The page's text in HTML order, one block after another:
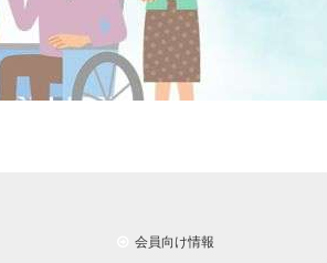
会員向け情報